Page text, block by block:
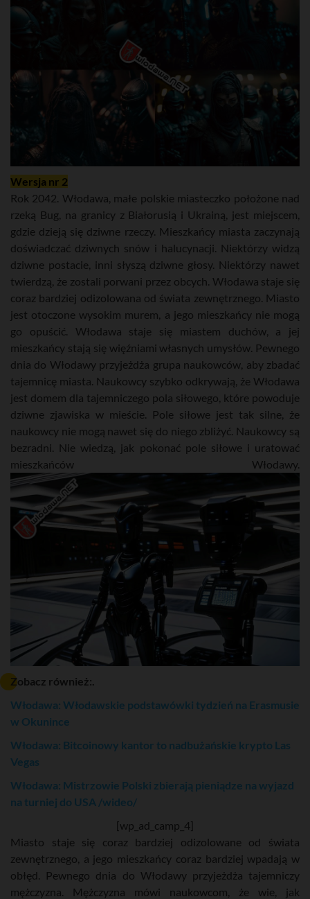
Wersja nr 2
Rok 2042. Włodawa, małe polskie miasteczko położone nad
rzeką Bug, na granicy z Białorusią i Ukrainą, jest miejscem,
gdzie dzieją się dziwne rzeczy. Mieszkańcy miasta zaczynają
doświadczać dziwnych snów i halucynacji. Niektórzy widzą
dziwne postacie, inni słyszą dziwne głosy. Niektórzy nawet
twierdzą, że zostali porwani przez obcych. Włodawa staje się
coraz bardziej odizolowana od świata zewnętrznego. Miasto
jest otoczone wysokim murem, a jego mieszkańcy nie mogą
go opuścić. Włodawa staje się miastem duchów, a jej
mieszkańcy stają się więźniami własnych umysłów. Pewnego
dnia do Włodawy przyjeżdża grupa naukowców, aby zbadać
tajemnicę miasta. Naukowcy szybko odkrywają, że Włodawa
jest domem dla tajemniczego pola siłowego, które powoduje
dziwne zjawiska w mieście. Pole siłowe jest tak silne, że
naukowcy nie mogą nawet się do niego zbliżyć. Naukowcy są
bezradni. Nie wiedzą, jak pokonać pole siłowe i uratować
mieszkańców Włodawy.
Zobacz również:.
Włodawa: Włodawskie podstawówki tydzień na Erasmusie
w Okunince
Włodawa: Bitcoinowy kantor to nadbużańskie krypto Las
Vegas
Włodawa: Mistrzowie Polski zbierają pieniądze na wyjazd
na turniej do USA /wideo/
[wp_ad_camp_4]
Miasto staje się coraz bardziej odizolowane od świata
zewnętrznego, a jego mieszkańcy coraz bardziej wpadają w
obłęd. Pewnego dnia do Włodawy przyjeżdża tajemniczy
mężczyzna. Mężczyzna mówi naukowcom, że wie, jak